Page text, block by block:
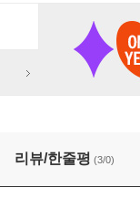
빠요
리뷰/한줄평 (3/0)